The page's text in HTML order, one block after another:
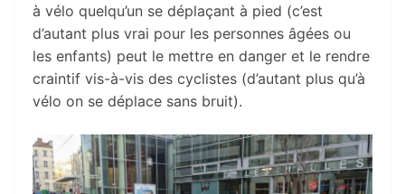
à vélo quelqu’un se déplaçant à pied (c’est
d’autant plus vrai pour les personnes âgées ou
les enfants) peut le mettre en danger et le rendre
craintif vis-à-vis des cyclistes (d’autant plus qu’à
vélo on se déplace sans bruit).